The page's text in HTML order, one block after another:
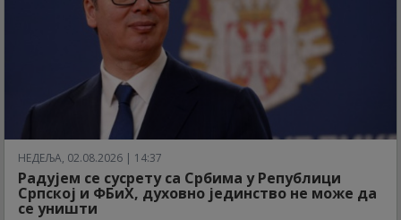
НЕДЕЉА, 02.08.2026 | 14:37
Радујем се сусрету са Србима у Републици
Српској и ФБиХ, духовно јединство не може да
се уништи